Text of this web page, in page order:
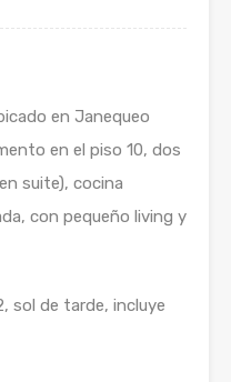
en Janequeo
en el piso 10, dos
suite), cocina
con pequeño living y
sol de tarde, incluye